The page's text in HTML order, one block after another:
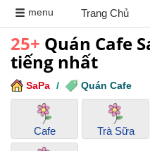
menu Toggle
navigation
Trang Chủ
25+ Quán Cafe
tiếng nhất
SaPa / Quán Cafe
Cafe Trà Sữa